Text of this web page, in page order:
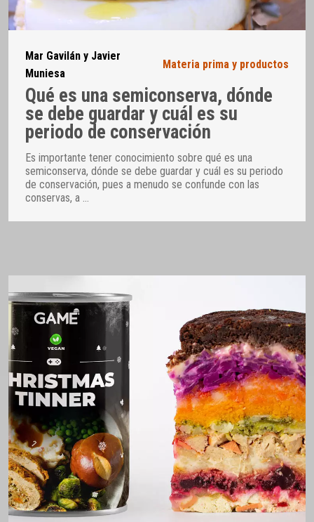
Mar Gavilán y Javier
Muniesa
Materia prima y productos
Qué es una semiconserva, dónde
se debe guardar y cuál es su
periodo de conservación
Es importante tener conocimiento sobre qué es una
semiconserva, dónde se debe guardar y cuál es su periodo
de conservación, pues a menudo se confunde con las
conservas, a …